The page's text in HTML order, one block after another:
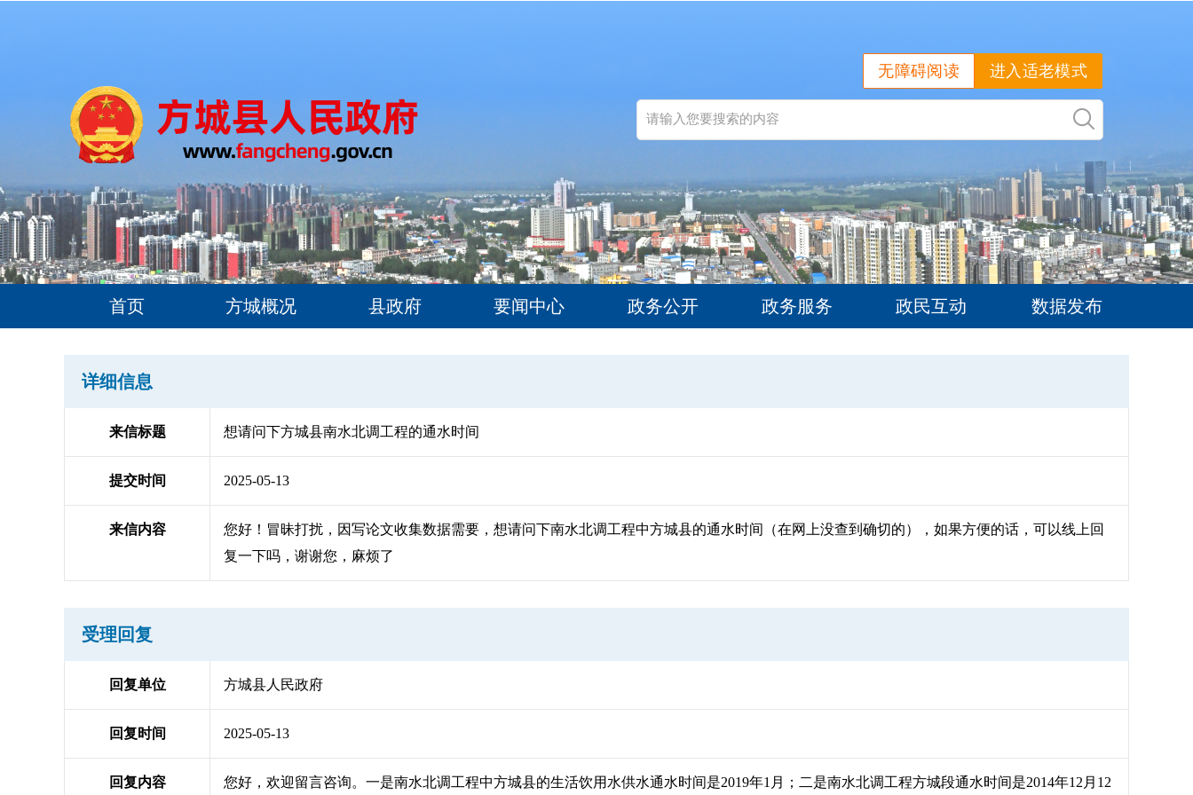
进入适老模式
无障碍阅读
首页 方城概况 县政府 要闻中心 政务公开 政务服务 政民互动 数据发布
详细信息
来信标题 想请问下方城县南水北调工程的通水时间
提交时间 2025-05-13
来信内容
您好！冒昧打扰，因写论文收集数据需要，想请问下南水北调工程中方城县的通水时间（在网上没查到确切的），如果方便的话，可以线上回
复一下吗，谢谢您，麻烦了
受理回复
回复单位 方城县人民政府
回复时间 2025-05-13
回复内容 您好，欢迎留言咨询。一是南水北调工程中方城县的生活饮用水供水通水时间是2019年1月；二是南水北调工程方城段通水时间是2014年12月12